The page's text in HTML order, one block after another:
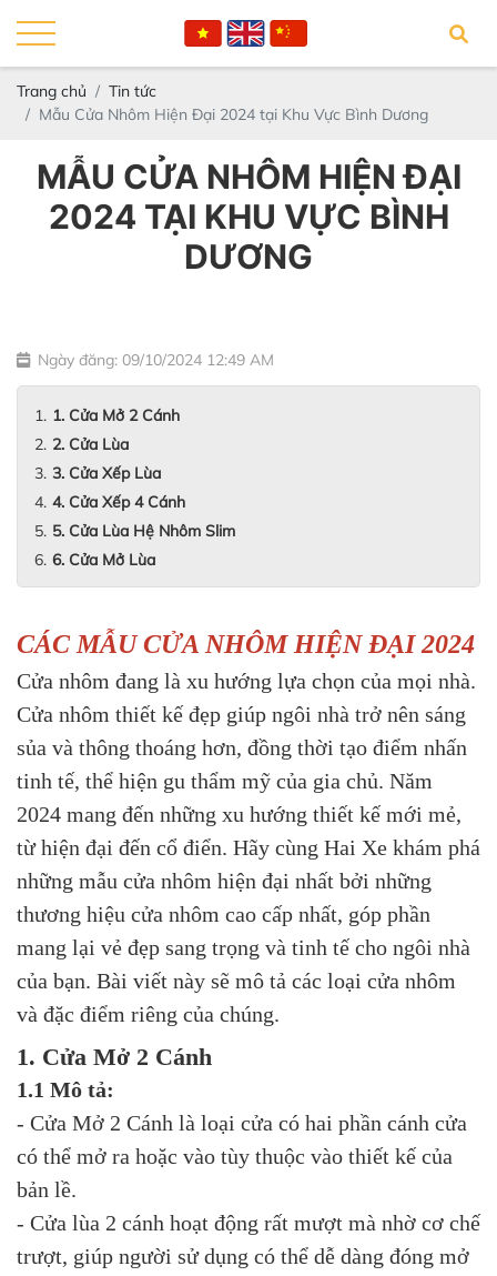
Trang chủ
Tin tức
Mẫu Cửa Nhôm Hiện Đại 2024 tại Khu Vực Bình Dương
MẪU CỬA NHÔM HIỆN ĐẠI
2024 TẠI KHU VỰC BÌNH
DƯƠNG
Ngày đăng: 09/10/2024 12:49 AM
1. Cửa Mở 2 Cánh
2. Cửa Lùa
3. Cửa Xếp Lùa
4. Cửa Xếp 4 Cánh
5. Cửa Lùa Hệ Nhôm Slim
6. Cửa Mở Lùa
CÁC MẪU CỬA NHÔM HIỆN ĐẠI 2024
Cửa nhôm đang là xu hướng lựa chọn của mọi nhà.
Cửa nhôm thiết kế đẹp giúp ngôi nhà trở nên sáng
sủa và thông thoáng hơn, đồng thời tạo điểm nhấn
tinh tế, thể hiện gu thẩm mỹ của gia chủ. Năm
2024 mang đến những xu hướng thiết kế mới mẻ,
từ hiện đại đến cổ điển. Hãy cùng Hai Xe khám phá
những mẫu cửa nhôm hiện đại nhất bởi những
thương hiệu cửa nhôm cao cấp nhất, góp phần
mang lại vẻ đẹp sang trọng và tinh tế cho ngôi nhà
của bạn. Bài viết này sẽ mô tả các loại cửa nhôm
và đặc điểm riêng của chúng.
1. Cửa Mở 2 Cánh
1.1 Mô tả:
- Cửa Mở 2 Cánh là loại cửa có hai phần cánh cửa
có thể mở ra hoặc vào tùy thuộc vào thiết kế của
bản lề.
- Cửa lùa 2 cánh hoạt động rất mượt mà nhờ cơ chế
trượt, giúp người sử dụng có thể dễ dàng đóng mở